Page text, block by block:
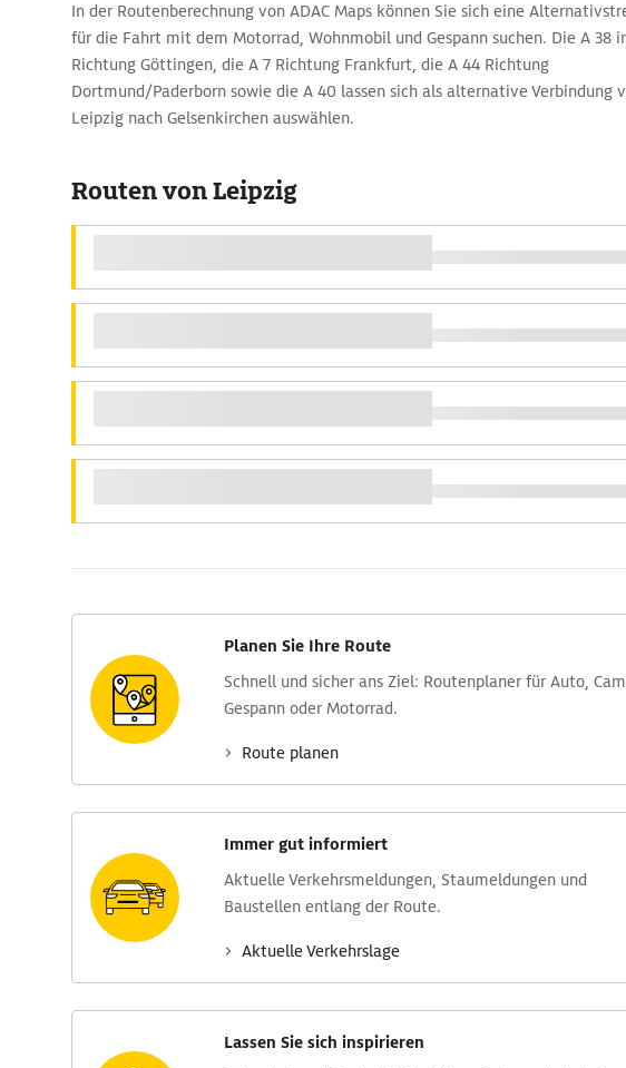
In der Routenberechnung von ADAC Maps können Sie sich eine
für die Fahrt mit dem Motorrad, Wohnmobil und Gespann suchen. Die A 38
Richtung Göttingen, die A 7 Richtung Frankfurt, die A 44 Richtung
Dortmund/Paderborn sowie die A 40 lassen sich als alternative Verbindung
Leipzig nach Gelsenkirchen auswählen.
Routen von Leipzig
Planen Sie Ihre Route
Schnell und sicher ans Ziel: Routen­planer für Auto,
Gespann oder Motorrad.
Route planen
Immer gut informiert
Aktuelle Verkehrs­meldungen, Stau­meldungen und
Baustellen entlang der Route.
Aktuelle Verkehrs­lage
Lassen Sie sich inspirieren